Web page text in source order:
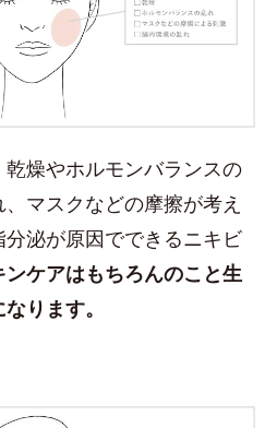
燥やホルモンバランスの
マスクなどの摩擦が考え
泌が原因でできるニキビ
ンケアはもちろんのこと生
ります。